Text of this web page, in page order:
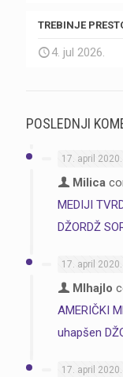
TREBINJE
4. jul 2026.
POSLEDNJI
17. april 2020.
Milica
MEDIJI
DŽORDŽ
17. april 2020.
MIhajlo
AMERIČKI
uhapšen
17. april 2020.